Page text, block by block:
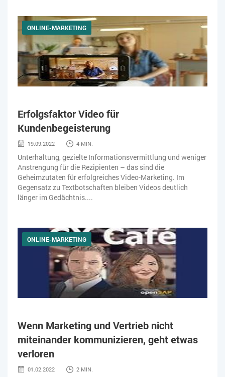
ONLINE-MARKETING
Erfolgsfaktor Video für
Kundenbegeisterung
19.09.2022 4 MIN.
Unterhaltung, gezielte Informationsvermittlung und weniger
Anstrengung für die Rezipienten – das sind die
Geheimzutaten für erfolgreiches Video-Marketing. Im
Gegensatz zu Textbotschaften bleiben Videos deutlich
länger im Gedächtnis....
ONLINE-MARKETING
Wenn Marketing und Vertrieb nicht
miteinander kommunizieren, geht etwas
verloren
01.02.2022 2 MIN.